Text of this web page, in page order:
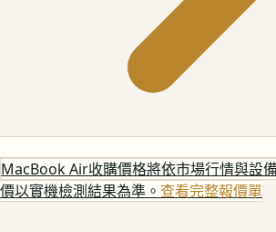
MacBook Air收購價格將依市場行情與設
價以實機檢測結果為準。 查看完整報價單